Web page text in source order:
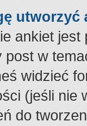
utworzyć
ankiet
post w
widzieć
(jeśli nie
do